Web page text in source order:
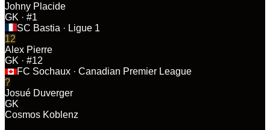
Johny Placide
GK · #1
SC Bastia · Ligue 1
12
Alex Pierre
GK · #12
FC Sochaux · Canadian Premier League
?
Josué Duverger
GK
Cosmos Koblenz